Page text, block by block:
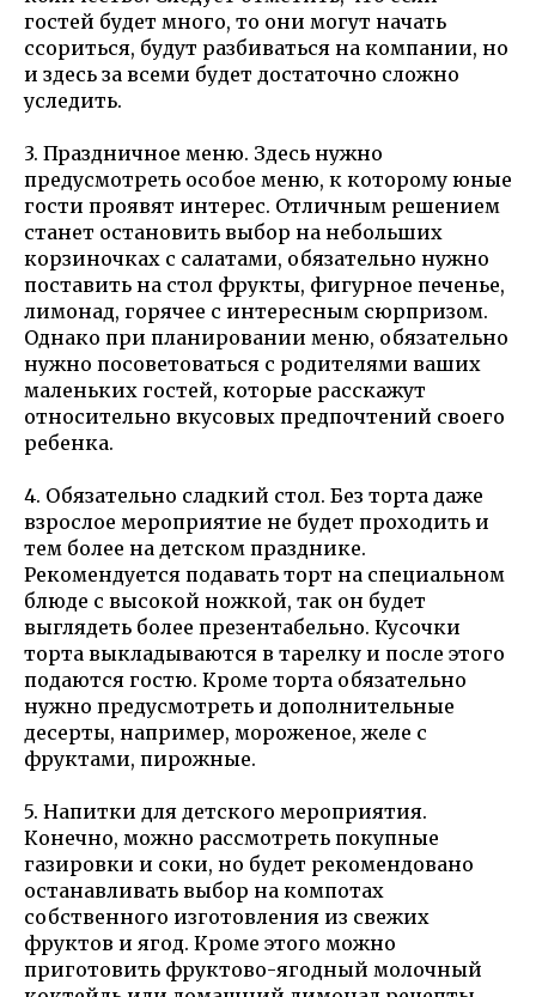
гостей будет много, то они могут начать
ссориться, будут разбиваться на компании, но
и здесь за всеми будет достаточно сложно
уследить.
3. Праздничное меню. Здесь нужно
предусмотреть особое меню, к которому юные
гости проявят интерес. Отличным решением
станет остановить выбор на небольших
корзиночках с салатами, обязательно нужно
поставить на стол фрукты, фигурное печенье,
лимонад, горячее с интересным сюрпризом.
Однако при планировании меню, обязательно
нужно посоветоваться с родителями ваших
маленьких гостей, которые расскажут
относительно вкусовых предпочтений своего
ребенка.
4. Обязательно сладкий стол. Без торта даже
взрослое мероприятие не будет проходить и
тем более на детском празднике.
Рекомендуется подавать торт на специальном
блюде с высокой ножкой, так он будет
выглядеть более презентабельно. Кусочки
торта выкладываются в тарелку и после этого
подаются гостю. Кроме торта обязательно
нужно предусмотреть и дополнительные
десерты, например, мороженое, желе с
фруктами, пирожные.
5. Напитки для детского мероприятия.
Конечно, можно рассмотреть покупные
газировки и соки, но будет рекомендовано
останавливать выбор на компотах
собственного изготовления из свежих
фруктов и ягод. Кроме этого можно
приготовить фруктово-ягодный молочный